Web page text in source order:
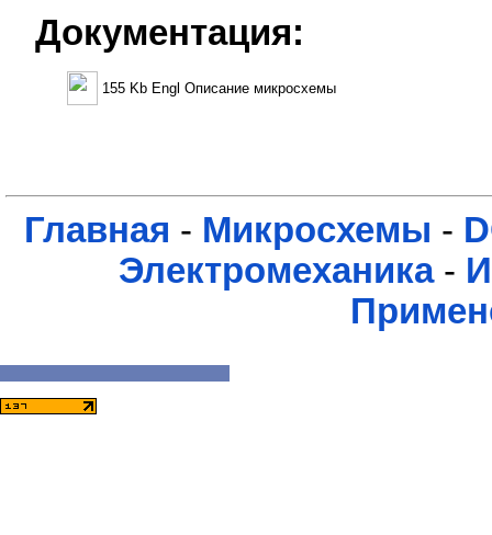
Документация:
155 Kb Engl Описание микросхемы
Главная - Микросхемы -
Электромеханика-